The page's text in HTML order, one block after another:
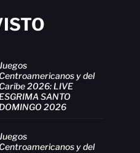
Centroamericanos y del
Caribe 2026: LIVE
ESGRIMA SANTO
DOMINGO 2026
Centroamericanos y del